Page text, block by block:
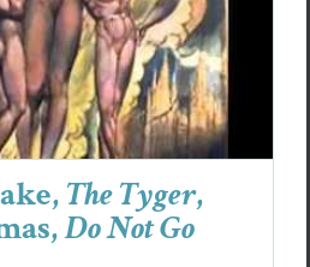
Do Not Go Gentle…
Focus William Blake
The Tyger,
Do Not Go